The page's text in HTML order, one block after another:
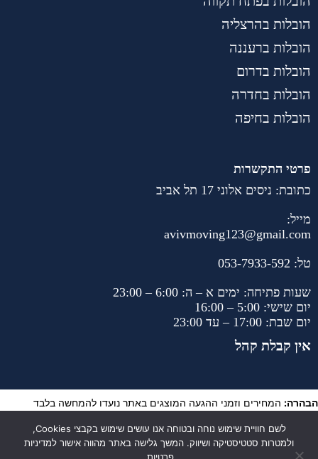
הובלות בהרצליה
הובלות ברעננה
הובלות בדרום
הובלות בחדרה
הובלות בחיפה
פרטי התקשרות
כתובת: ניסים אלוני 17 תל אביב
מייל:
avivmoving123@gmail.com
טל: 053-7933-592
שעות פתיחה: ימים א – ה: 6:00 – 23:00
יום שישי: 5:00 – 16:00
יום שבת: 17:00 – עד 23:00
אין קבלת קהל
הבהרה: המחירים וזמני ההגעה המוצגים באתר נועדו להמחשה בלבד
ותנאי הדרך. המחיר והזמן הסופיים ייקבעו בשיחת טלפון ובהתאם לפרטי
ההובלה בפועל.
לשם חוויית שימוש נוחה ובטוחה אנו עושים שימוש בקבצי Cookies,
ולמטרות סטטיסטיקה ושיווק. המשך גלישה באתר מהווה אישור למדיניות